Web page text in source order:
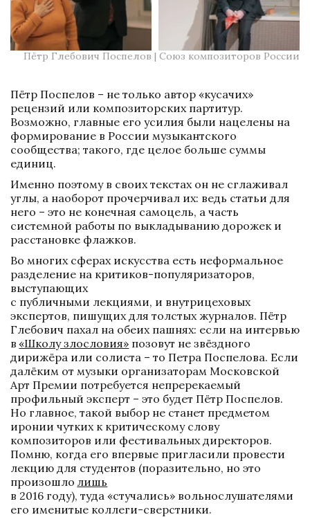
Пётр Глебович Поспелов | Союз композиторов России
Пётр Поспелов – не только автор «кусачих»
рецензий или композиторских партитур.
Возможно, главные его усилия были нацелены на
формирование в России музыкантского
сообщества; такого, где целое больше суммы
единиц.
Именно поэтому в своих текстах он не сглаживал
углы, а наоборот прочерчивал их: ведь статьи для
него – это не конечная самоцель, а часть
системной работы по выкладыванию дорожек и
расстановке флажков.
Во многих сферах искусства есть неформальное
разделение на критиков-популяризаторов,
выступающих
с публичными лекциями, и внутрицеховых
экспертов, пишущих для толстых журналов. Пётр
Глебович пахал на обеих пашнях: если на интервью
в «Школу злословия» позовут не звёздного
дирижёра или солиста – то Петра Поспелова. Если
далёким от музыки организаторам Московской
Арт Премии потребуется непререкаемый
профильный эксперт – это будет Пётр Поспелов.
Но главное, такой выбор не станет предметом
иронии чутких к критическому слову
композиторов или фестивальных директоров.
Помню, когда его впервые пригласили провести
лекцию для студентов (поразительно, но это
произошло лишь
в 2016 году), туда «стучались» вольнослушателями
его именитые коллеги-сверстники.